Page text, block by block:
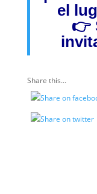
el
👉
Share this...